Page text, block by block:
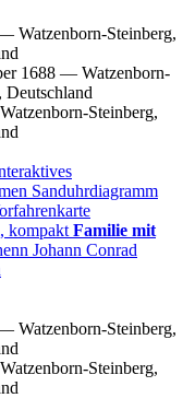
Watzenborn-Steinberg,
1688 — Watzenborn-
Deutschland
Watzenborn-Steinberg,
Sanduhrdiagramm
kompakt Familie mit
Johann Conrad
Watzenborn-Steinberg,
Watzenborn-Steinberg,